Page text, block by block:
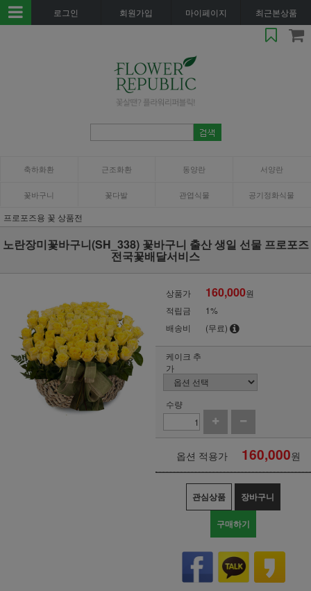
로그인 회원가입 마이페이지 최근본상품
축하화환 근조화환 동양란 서양란
꽃바구니 꽃다발 관엽식물 공기정화식물
프로포즈용 꽃 상품전
노란장미꽃바구니(SH_338) 꽃바구니 출산 생일 선물 프로포즈
전국꽃배달서비스
상품가 160,000원
적립금
1%
배송비
(무료)
케이크 추
가
수량
옵션 적용가 160,000원
관심상품 장바구니
구매하기